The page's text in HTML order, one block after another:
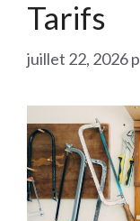
Tarifs
juillet 22, 2026